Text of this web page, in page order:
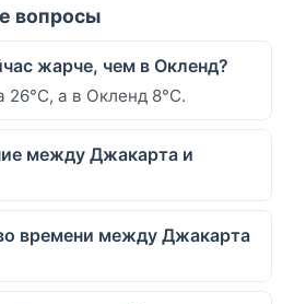
вопросы
жарче, чем в Окленд?
а в Окленд 8°C.
между Джакарта и
времени между Джакарта